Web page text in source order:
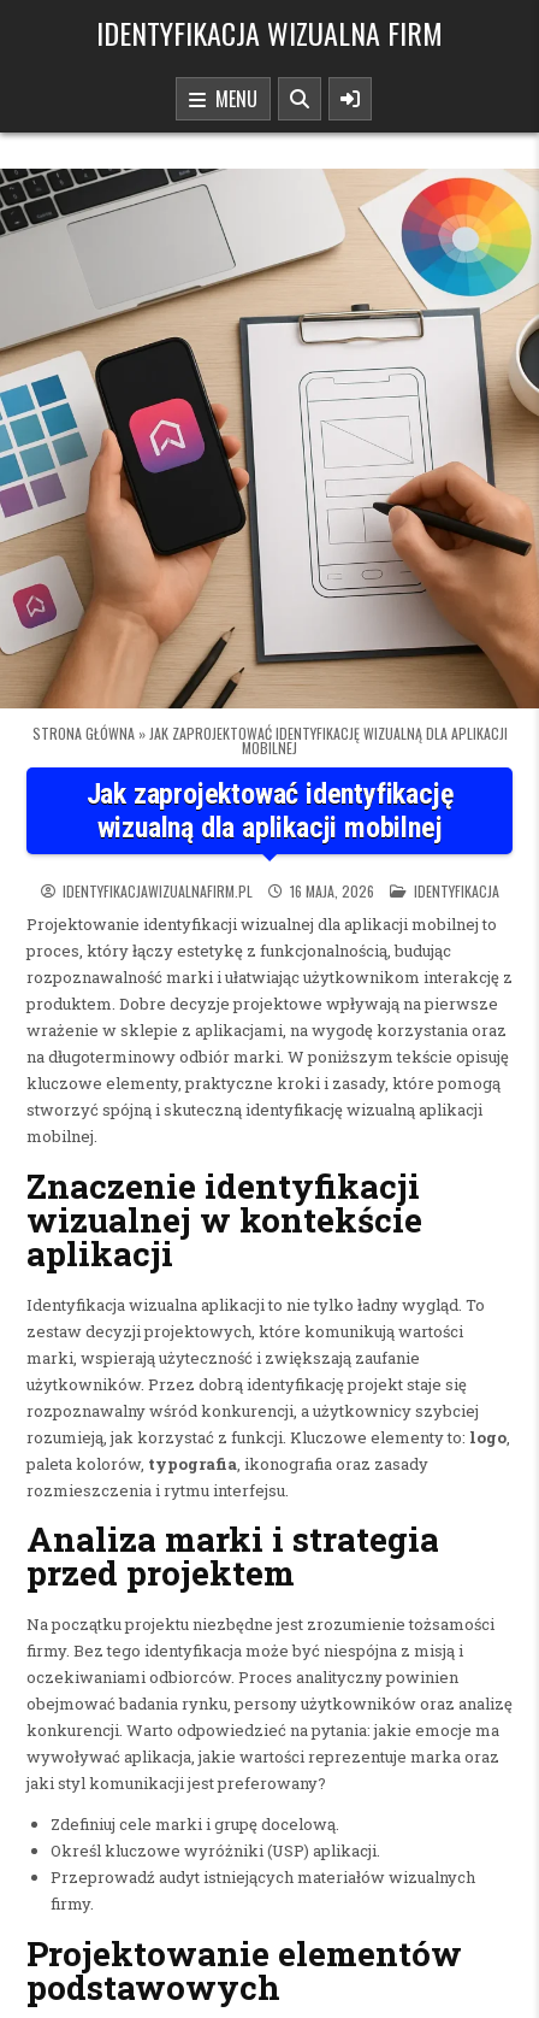
IDENTYFIKACJA WIZUALNA FIRM
MENU
STRONA GŁÓWNA» JAK ZAPROJEKTOWAĆ IDENTYFIKACJĘ WIZUALNĄ DLA APLIKACJI
MOBILNEJ
Jak zaprojektować identyfikację
wizualną dla aplikacji mobilnej
IDENTYFIKACJAWIZUALNAFIRM.PL 16 MAJA, 2026 POSTED IN
IDENTYFIKACJA
Projektowanie identyfikacji wizualnej dla aplikacji mobilnej to
proces, który łączy estetykę z funkcjonalnością, budując
rozpoznawalność marki i ułatwiając użytkownikom interakcję z
produktem. Dobre decyzje projektowe wpływają na pierwsze
wrażenie w sklepie z aplikacjami, na wygodę korzystania oraz
na długoterminowy odbiór marki. W poniższym tekście opisuję
kluczowe elementy, praktyczne kroki i zasady, które pomogą
stworzyć spójną i skuteczną identyfikację wizualną aplikacji
mobilnej.
Znaczenie identyfikacji
wizualnej w kontekście
aplikacji
Identyfikacja wizualna aplikacji to nie tylko ładny wygląd. To
zestaw decyzji projektowych, które komunikują wartości
marki, wspierają użyteczność i zwiększają zaufanie
użytkowników. Przez dobrą identyfikację projekt staje się
rozpoznawalny wśród konkurencji, a użytkownicy szybciej
rozumieją, jak korzystać z funkcji. Kluczowe elementy to: logo,
paleta kolorów, typografia, ikonografia oraz zasady
rozmieszczenia i rytmu interfejsu.
Analiza marki i strategia
przed projektem
Na początku projektu niezbędne jest zrozumienie tożsamości
firmy. Bez tego identyfikacja może być niespójna z misją i
oczekiwaniami odbiorców. Proces analityczny powinien
obejmować badania rynku, persony użytkowników oraz analizę
konkurencji. Warto odpowiedzieć na pytania: jakie emocje ma
wywoływać aplikacja, jakie wartości reprezentuje marka oraz
jaki styl komunikacji jest preferowany?
Zdefiniuj cele marki i grupę docelową.
Określ kluczowe wyróżniki (USP) aplikacji.
Przeprowadź audyt istniejących materiałów wizualnych
firmy.
Projektowanie elementów
podstawowych